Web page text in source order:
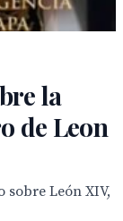
la
de Leon
León XIV,